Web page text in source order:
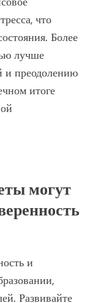
их
Оно
для
и
преодолению
итоге